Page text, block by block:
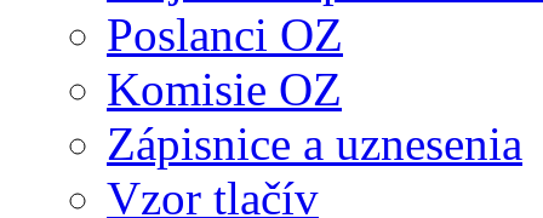
Poslanci OZ
Komisie OZ
Zápisnice a uznesenia
Vzor tlačív